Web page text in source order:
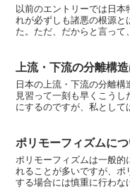
以前のエントリーでは日
れが必ずしも諸悪の根源と
た。ただ、だからと言って
上流・下流の分離構
日本の上流・下流の分離
見習って一刻も早くこうし
にするのですが、私とし
ポリモーフィズムに
ポリモーフィズムは一般的
れることが多いですが、ポ
する場合には慎重に行わな